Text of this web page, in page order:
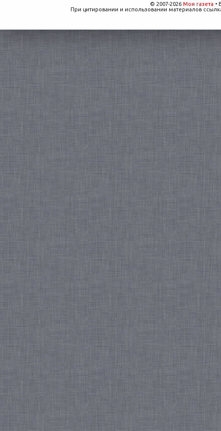
© 2007-2026 Моя газета •
При цитировании и использовании материалов